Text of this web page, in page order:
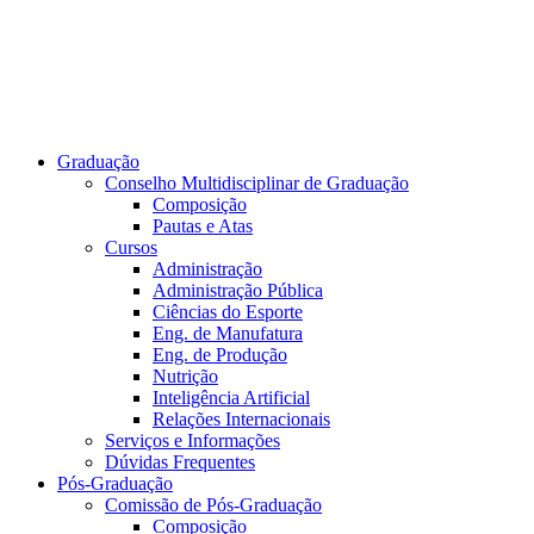
Graduação
Conselho Multidisciplinar de Graduação
Composição
Pautas e Atas
Cursos
Administração
Administração Pública
Ciências do Esporte
Eng. de Manufatura
Eng. de Produção
Nutrição
Inteligência Artificial
Relações Internacionais
Serviços e Informações
Dúvidas Frequentes
Pós-Graduação
Comissão de Pós-Graduação
Composição